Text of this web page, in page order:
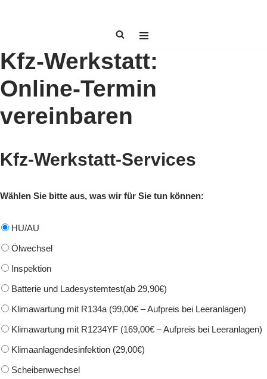
springen
Kfz-Werkstatt:
Online-Termin
vereinbaren
Kfz-Werkstatt-Services
Wählen Sie bitte aus, was wir für Sie tun können:
HU/AU
Ölwechsel
Inspektion
Batterie und Ladesystemtest(ab 29,90€)
Klimawartung mit R134a (99,00€ – Aufpreis bei Leeranlagen)
Klimawartung mit R1234YF (169,00€ – Aufpreis bei Leeranlagen)
Klimaanlagendesinfektion (29,00€)
Scheibenwechsel